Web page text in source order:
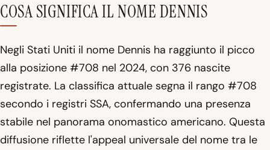
COSA SIGNIFICA IL NOME DENNIS
Negli Stati Uniti il nome Dennis ha raggiunto il picco
alla posizione #708 nel 2024, con 376 nascite
registrate. La classifica attuale segna il rango #708
secondo i registri SSA, confermando una presenza
stabile nel panorama onomastico americano. Questa
diffusione riflette l'appeal universale del nome tra le